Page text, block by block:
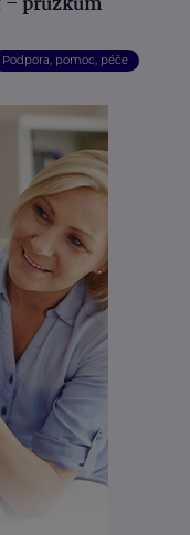
Podpora, pomoc, péče